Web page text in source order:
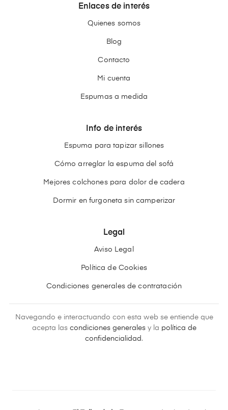
Enlaces de interés
Quienes somos
Blog
Contacto
Mi cuenta
Espumas a medida
Info de interés
Espuma para tapizar sillones
Cómo arreglar la espuma del sofá
Mejores colchones para dolor de cadera
Dormir en furgoneta sin camperizar
Legal
Aviso Legal
Política de Cookies
Condiciones generales de contratación
Navegando e interactuando con esta web se entiende que
acepta las condiciones generalesy la política de
confidencialidad .